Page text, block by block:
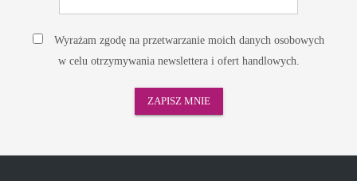
Wyrażam zgodę na przetwarzanie moich danych osobowych
w celu otrzymywania newslettera i ofert handlowych.